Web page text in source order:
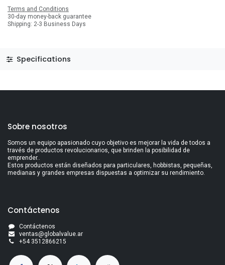
Terms and Conditions
30-day money-back guarantee
Shipping: 2-3 Business Days
Specifications
Sobre nosotros
Somos un equipo apasionado cuyo objetivo es mejorar la vida de todos a
través de productos revolucionarios, que brinden la posibilidad de
emprender..
Estos productos están diseñados para particulares, hobbistas, pequeñas,
medianas y grandes empresas dispuestas a optimizar su rendimiento.
Contáctenos
Contáctenos
ventas@globalvalue.ar
+54 3512866215